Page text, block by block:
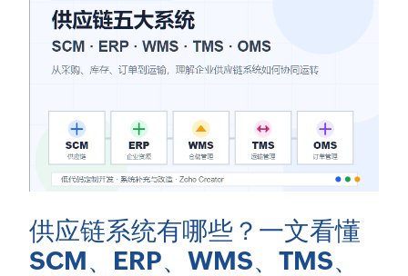
供应链系统有哪些？一文看懂
SCM、ERP、WMS、TMS、